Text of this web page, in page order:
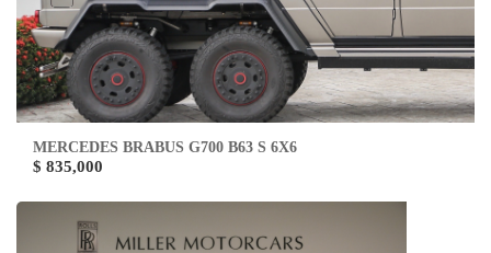
MERCEDES BRABUS G700 B63 S 6X6
$ 835,000